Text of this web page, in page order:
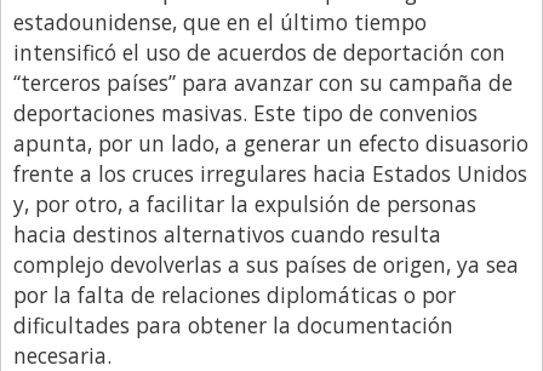
estadounidense, que en el último tiempo
intensificó el uso de acuerdos de deportación con
“terceros países” para avanzar con su campaña de
deportaciones masivas. Este tipo de convenios
apunta, por un lado, a generar un efecto disuasorio
frente a los cruces irregulares hacia Estados Unidos
y, por otro, a facilitar la expulsión de personas
hacia destinos alternativos cuando resulta
complejo devolverlas a sus países de origen, ya sea
por la falta de relaciones diplomáticas o por
dificultades para obtener la documentación
necesaria.